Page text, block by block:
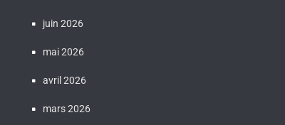
juin 2026
mai 2026
avril 2026
mars 2026